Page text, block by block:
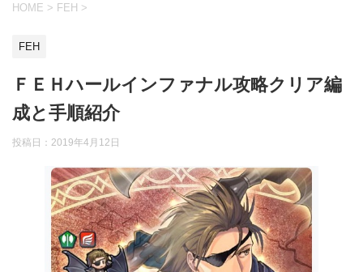
HOME > FEH >
FEH
ＦＥＨハールインファナル攻略クリア編
成と手順紹介
投稿日： 2019年4月12日